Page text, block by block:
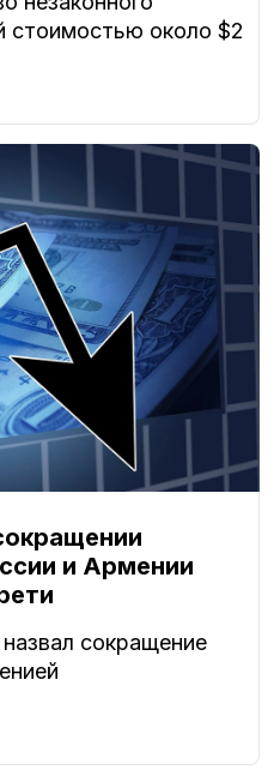
стоимостью около $2
и Армении
сокращение